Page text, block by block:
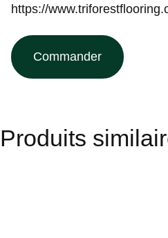
https://
Commander
Produits